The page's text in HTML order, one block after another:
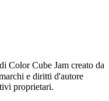
Color Cube Jam creato da
e diritti d'autore
proprietari.